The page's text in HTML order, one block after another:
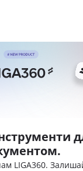
LIGA360.